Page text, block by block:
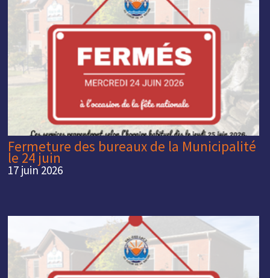
Fermeture des bureaux de la Municipalité
le 24 juin
17 juin 2026